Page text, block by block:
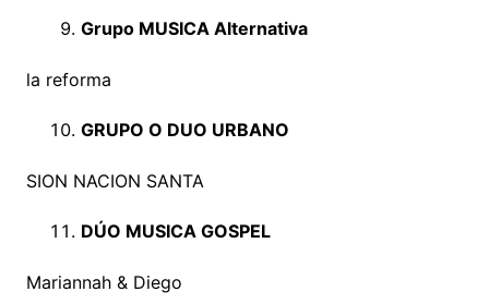
Grupo MUSICA Alternativa
la reforma
GRUPO O DUO URBANO
SION NACION SANTA
DÚO MUSICA GOSPEL
Mariannah & Diego